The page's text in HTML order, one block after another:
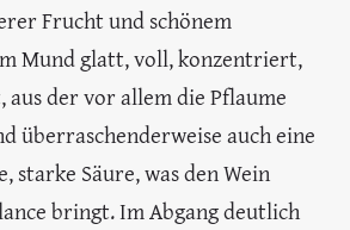
Frucht und schönem
Mund glatt, voll, konzentriert,
der vor allem die Pflaume
überraschenderweise auch eine
starke Säure, was den Wein
bringt. Im Abgang deutlich